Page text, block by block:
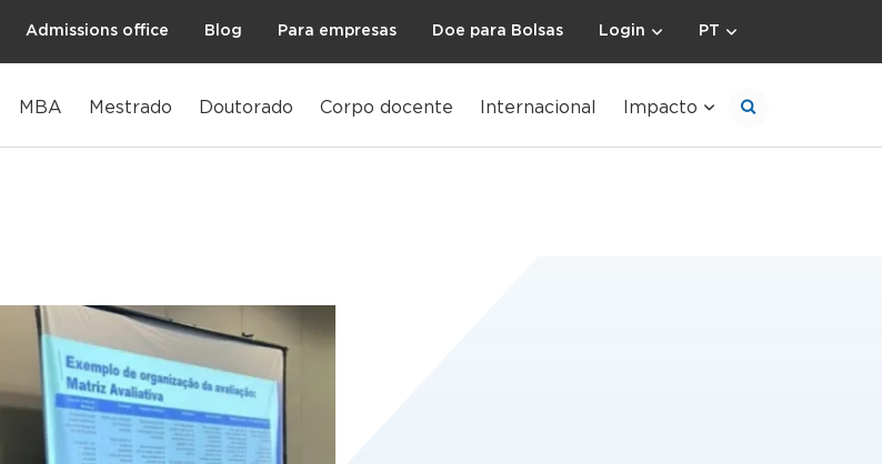
Admissions office Blog Para empresas Doe para Bolsas Login PT
MBA Mestrado Doutorado Corpo docente Internacional Impacto